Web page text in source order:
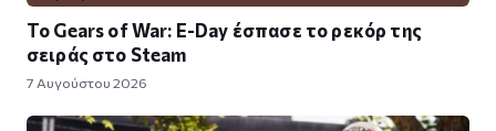
Το Gears of War: E-Day έσπασε το ρεκόρ της
σειράς στο Steam
7 Αυγούστου 2026